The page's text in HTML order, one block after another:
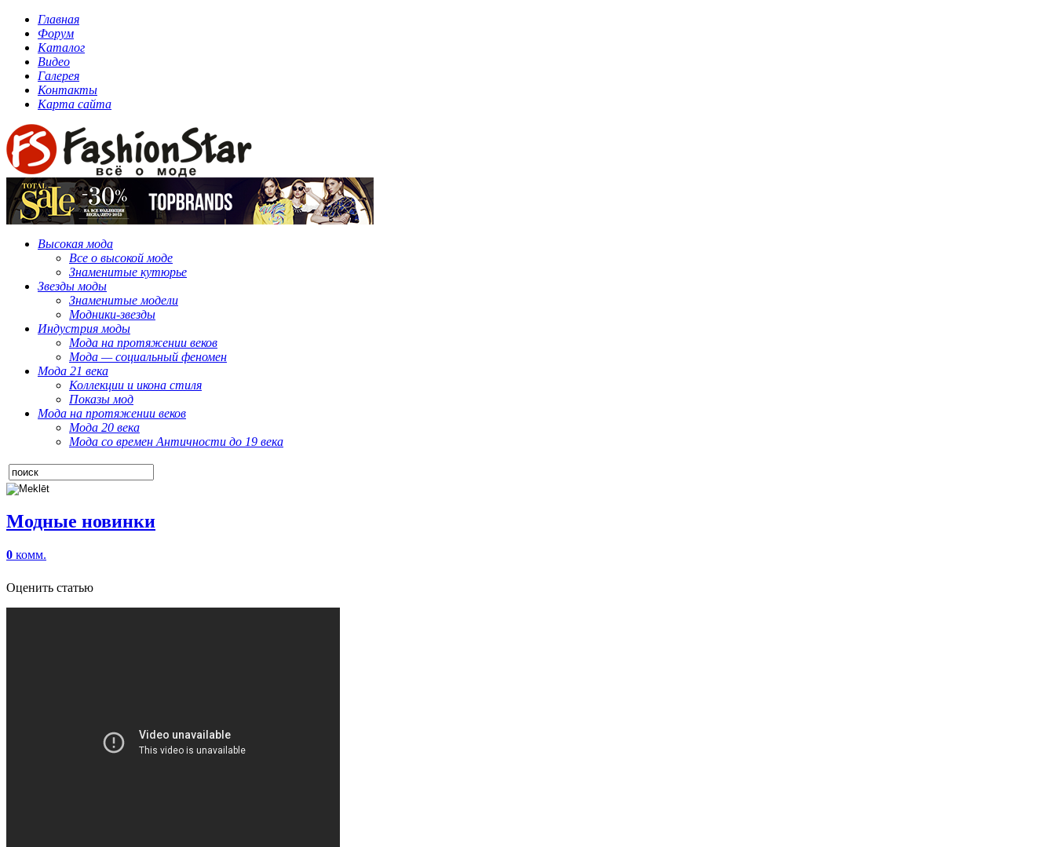
Главная
Форум
Каталог
Видео
Галерея
Контакты
Карта сайта
Высокая мода
Все о высокой моде
Знаменитые кутюрье
Звезды моды
Знаменитые модели
Модники-звезды
Индустрия моды
Мода на протяжении веков
Мода — социальный феномен
Мода 21 века
Коллекции и икона стиля
Показы мод
Мода на протяжении веков
Мода 20 века
Мода со времен Античности до 19 века
Модные новинки
0 комм.
Оценить статью